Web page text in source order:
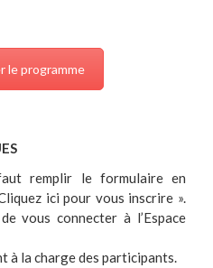
le programme
remplir le formulaire en
ici pour vous inscrire ».
vous connecter à l’Espace
à la charge des participants.